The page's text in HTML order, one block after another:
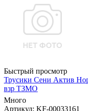
Быстрый просмотр
Трусики Сени Актив
взр ТЗМО
Много
Артикул: KF-00033161